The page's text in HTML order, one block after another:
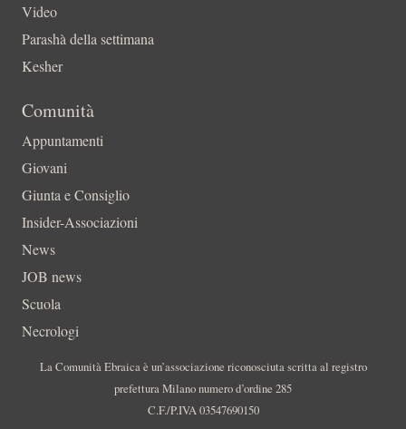
Video
Parashà della settimana
Kesher
Comunità
Appuntamenti
Giovani
Giunta e Consiglio
Insider-Associazioni
News
JOB news
Scuola
Necrologi
La Comunità Ebraica è un’associazione riconosciuta scritta al registro
prefettura Milano numero d’ordine 285
C.F./P.IVA 03547690150